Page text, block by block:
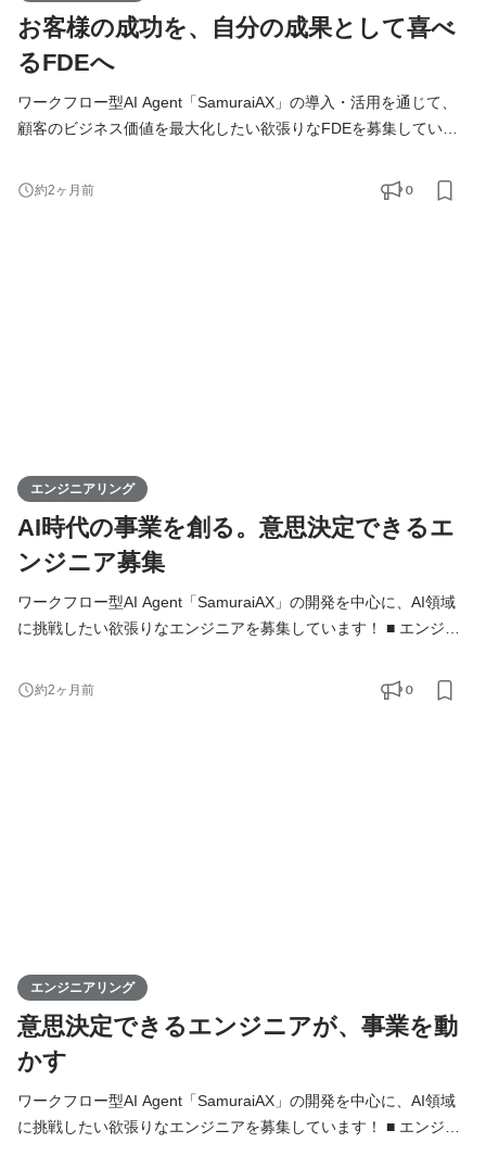
お客様の成功を、自分の成果として喜べ
るFDEへ
ワークフロー型AI Agent「SamuraiAX」の導入・活用を通じて、
顧客のビジネス価値を最大化したい欲張りなFDEを募集していま
Deployed Engineer（FDE）のミッションは、お客様の業務に深く
入り込み、技術の力でAIDX（AI×DX）を成功に導くことです。お
約2ヶ月前 0
エンジニアリング
AI時代の事業を創る。意思決定できるエ
ンジニア募集
ワークフロー型AI Agent「SamuraiAX」の開発を中心に、AI領域
に挑戦したい欲張りなエンジニアを募集しています！ ■ エンジニ
トと事業を前に進める当事者です。 基本的には全員がフルスタッ
クエンジニアとして、バックエンド・フロントエンド・AI・イン
約2ヶ月前 0
エンジニアリング
意思決定できるエンジニアが、事業を動
かす
ワークフロー型AI Agent「SamuraiAX」の開発を中心に、AI領域
に挑戦したい欲張りなエンジニアを募集しています！ ■ エンジニ